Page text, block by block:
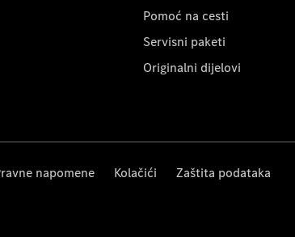
Pomoć na cesti
Servisni paketi
Originalni dijelovi
napomene Kolačići Zaštita podataka